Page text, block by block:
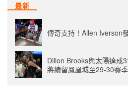
最新
傳奇支持！Allen Iverson
Dillon Brooks與太陽達成
將續留鳳凰城至29-30賽季